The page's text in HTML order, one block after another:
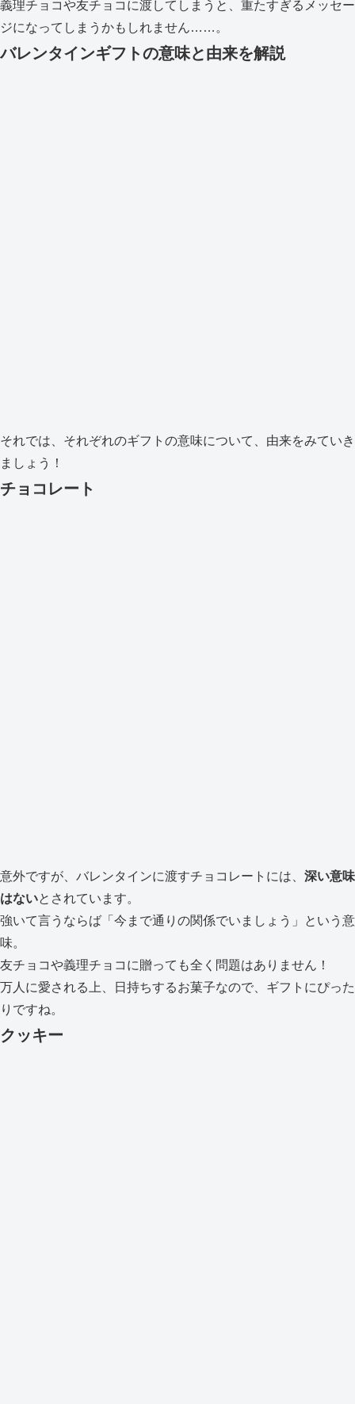
義理チョコや友チョコに渡してしまうと、重たすぎるメッセー
ジになってしまうかもしれません……。
バレンタインギフトの意味と由来を解説
それでは、それぞれのギフトの意味について、由来をみていき
ましょう！
チョコレート
意外ですが、バレンタインに渡すチョコレートには、 深い意味
はないとされています。
強いて言うならば「今まで通りの関係でいましょう」という意
味。
友チョコや義理チョコに贈っても全く問題はありません！
万人に愛される上、日持ちするお菓子なので、ギフトにぴった
りですね。
クッキー